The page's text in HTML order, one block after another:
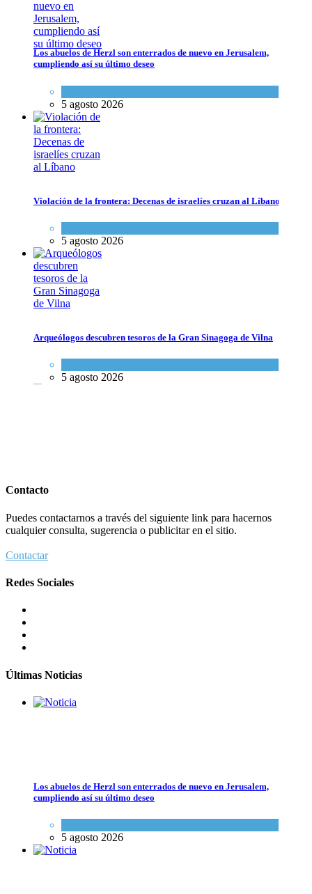
Violación de la frontera: Decenas de israelíes cruzan al Líbano
Tema del día
5 agosto 2026
Arqueólogos descubren tesoros de la Gran Sinagoga de Vilna
Cultura y Sociedad,Tema del día
5 agosto 2026
Israel recibe el submarino más avanzado y caro jamás construido
Ciencia y Salud
5 agosto 2026
Los abuelos de Herzl son enterrados de nuevo en Jerusalem,
cumpliendo así su último deseo
5 agosto 2026
Violación de la frontera: Decenas de israelíes cruzan al Líbano
5 agosto 2026
Arqueólogos descubren tesoros de la Gran Sinagoga de Vilna
5 agosto 2026
para su armada, reforzando así su capacidad de disuasión submarina
Israel y Medio Oriente , Tema del día
5 agosto 2026
5 agosto 2026
Contacto
Puedes contactarnos a través del siguiente link para hacernos
cualquier consulta, sugerencia o publicitar en el sitio.
Contactar
Redes Sociales
Últimas Noticias
Los abuelos de Herzl son enterrados de nuevo en Jerusalem,
cumpliendo así su último deseo
5 agosto 2026